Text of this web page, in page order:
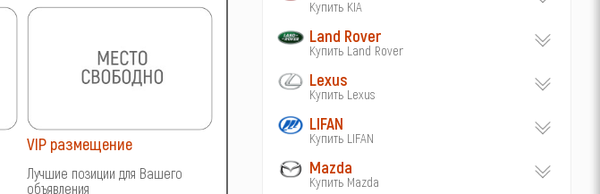
VIP размещение
Лучшие позиции для Вашего
объявления
Купить KIA
Land Rover
Купить Land Rover
Lexus
Купить Lexus
LIFAN
Купить LIFAN
Mazda
Купить Mazda